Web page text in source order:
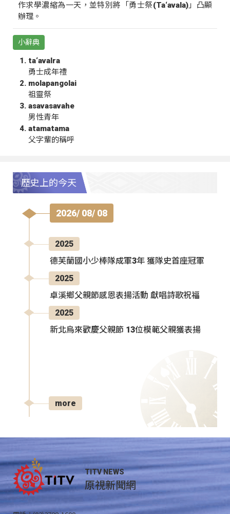
作求學濃縮為一天，並特別將「勇士祭(Ta‘avala)」凸顯
辦理。
小辭典
ta‘avalra
勇士成年禮
molapangolai
祖靈祭
asavasavahe
男性青年
atamatama
父字輩的稱呼
歷史上的今天
2026/ 08/ 08
2025
德芙蘭國小少棒隊成軍3年 獲隊史首座冠軍
2025
卓溪鄉父親節感恩表揚活動 獻唱詩歌祝福
2025
新北烏來歡慶父親節 13位模範父親獲表揚
more
TITV NEWS
原視新聞網